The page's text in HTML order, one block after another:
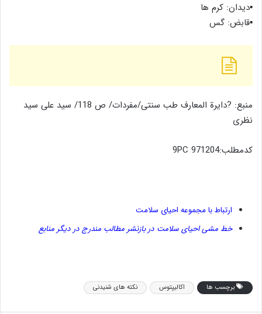
▪دیدان: کرم ها
▪قابض: گس
منبع: ?دایرة المعارف طب سنتی/مفردات/ ص 118/ سید علی سید
نظری
کدمطلب:‌971204 9PC
ارتباط با مجموعه احیای سلامت
خط مشی احیای سلامت در بازنشر مطالب مندرج در دیگر منابع
برچسب ها اکالیپتوس نکته های شنیدنی